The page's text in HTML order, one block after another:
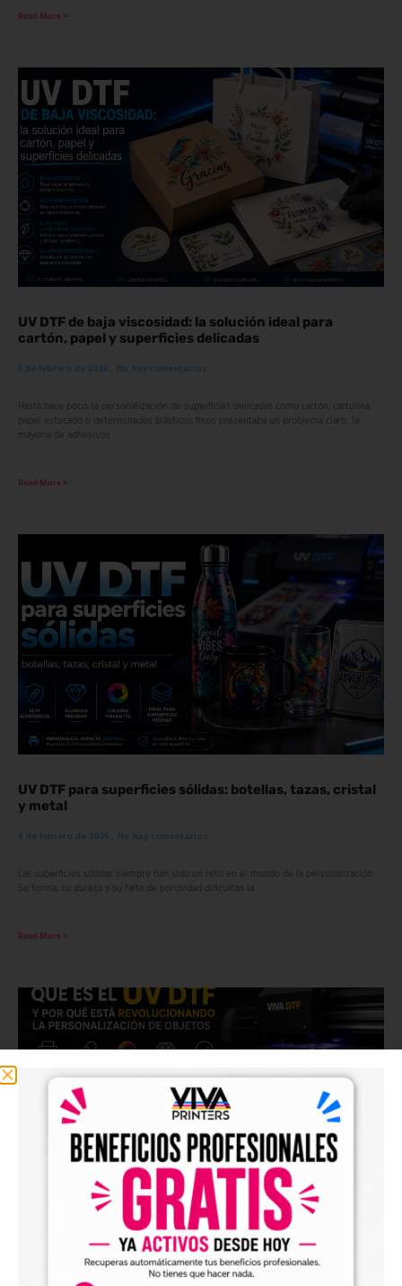
Read More >
UV DTF de baja viscosidad: la solución ideal para
cartón, papel y superficies delicadas
5 de febrero de 2026 No hay comentarios
Hasta hace poco, la personalización de superficies delicadas como cartón, cartulina,
papel estucado o determinados plásticos finos presentaba un problema claro: la
mayoría de adhesivos
Read More >
UV DTF para superficies sólidas: botellas, tazas, cristal
y metal
4 de febrero de 2026 No hay comentarios
Las superficies sólidas siempre han sido un reto en el mundo de la personalización.
Su forma, su dureza y su falta de porosidad dificultan la
Read More >
Qué es el UV DTF y por qué está revolucionando la
personalización de objetos